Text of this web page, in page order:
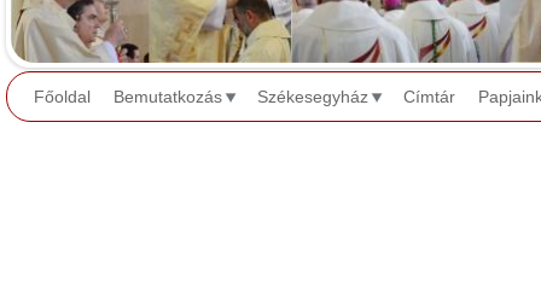
Főoldal Bemutatkozás Székesegyház Címtár